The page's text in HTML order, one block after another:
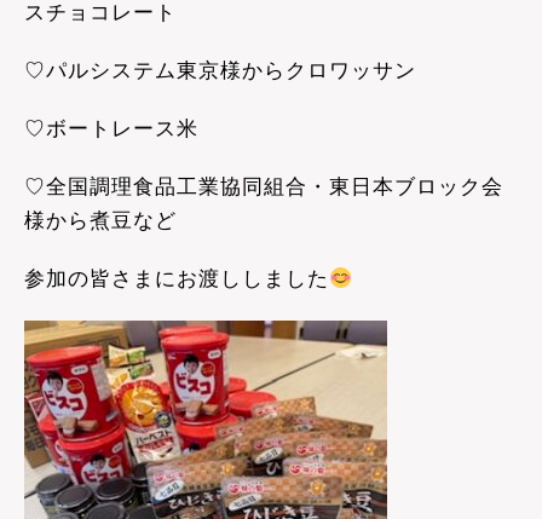
スチョコレート
♡パルシステム東京様からクロワッサン
♡ボートレース米
♡全国調理食品工業協同組合・東日本ブロック会
様から煮豆など
参加の皆さまにお渡ししました